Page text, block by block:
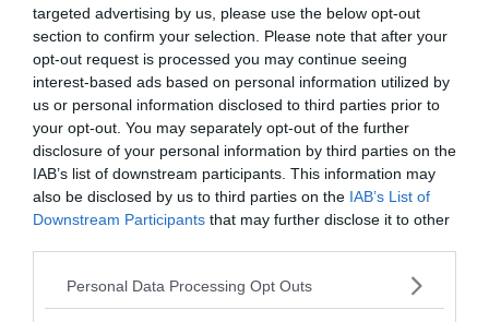
targeted advertising by us, please use the below opt-out
section to confirm your selection. Please note that after your
opt-out request is processed you may continue seeing
interest-based ads based on personal information utilized by
us or personal information disclosed to third parties prior to
your opt-out. You may separately opt-out of the further
disclosure of your personal information by third parties on the
IAB’s list of downstream participants. This information may
also be disclosed by us to third parties on the IAB’s List of
Downstream Participants that may further disclose it to other
Please note that this website/app uses one or more Google
Personal Data Processing Opt Outs
DISAGIO PSICOLOGICO
Ciclotimia, cos'è e come si cura
AMORE
Liberarsi dall'ossessione per una
persona
I nostri speciali